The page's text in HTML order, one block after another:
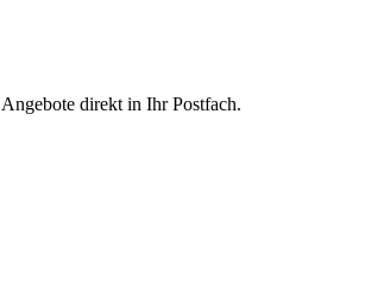
direkt in Ihr Postfach.